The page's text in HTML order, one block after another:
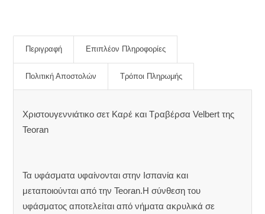
Περιγραφή Επιπλέον Πληροφορίες
Πολιτική Αποστολών Τρόποι Πληρωμής
Χριστουγεννιάτικο σετ Καρέ και Τραβέρσα Velbert της
Teoran
Τα υφάσματα υφαίνονται στην Ισπανία και
μεταποιούνται από την Teoran.Η σύνθεση του
υφάσματος αποτελείται από νήματα ακρυλικά σε